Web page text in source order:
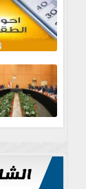
ليلا.. و...
للتعمير